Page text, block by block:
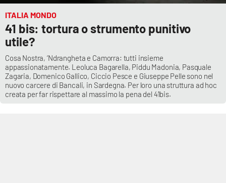
ITALIA MONDO
41 bis: tortura o strumento punitivo
utile?
Cosa Nostra, ‘Ndrangheta e Camorra: tutti insieme
appassionatamente. Leoluca Bagarella, Piddu Madonia, Pasquale
Zagaria, Domenico Gallico, Ciccio Pesce e Giuseppe Pelle sono nel
nuovo carcere di Bancali, in Sardegna. Per loro una struttura ad hoc
creata per far rispettare al massimo la pena del 41bis.